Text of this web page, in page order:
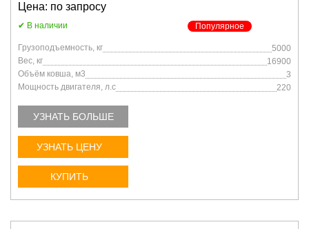
Цена: по запросу
В наличии Популярное
Грузоподъемность, кг
5000
Вес, кг
16900
Объём ковша, м3
3
Мощность двигателя, л.с
220
УЗНАТЬ БОЛЬШЕ
УЗНАТЬ ЦЕНУ
КУПИТЬ